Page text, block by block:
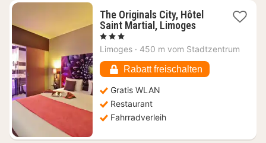
The Originals City, Hôtel
Saint Martial, Limoges1
ab
€
, 3 Sterne
Limoges · 450 m vom Stadtzentrum
Rabatt freischalten
Gratis WLAN
Restaurant
Fahrradverleih